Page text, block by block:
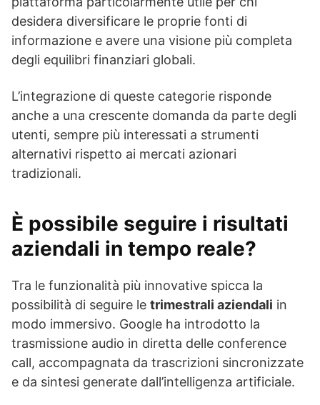
desidera diversificare le proprie fonti di
informazione e avere una visione più completa
degli equilibri finanziari globali.
L’integrazione di queste categorie risponde
anche a una crescente domanda da parte degli
utenti, sempre più interessati a strumenti
alternativi rispetto ai mercati azionari
tradizionali.
È possibile seguire i risultati
aziendali in tempo reale?
Tra le funzionalità più innovative spicca la
possibilità di seguire le trimestrali aziendali in
modo immersivo. Google ha introdotto la
trasmissione audio in diretta delle conference
call, accompagnata da trascrizioni sincronizzate
e da sintesi generate dall’intelligenza artificiale.